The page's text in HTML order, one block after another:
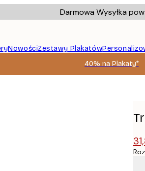
Darmowa Wysyłka
NowościZestawy Plakatów
40% na Plakaty*